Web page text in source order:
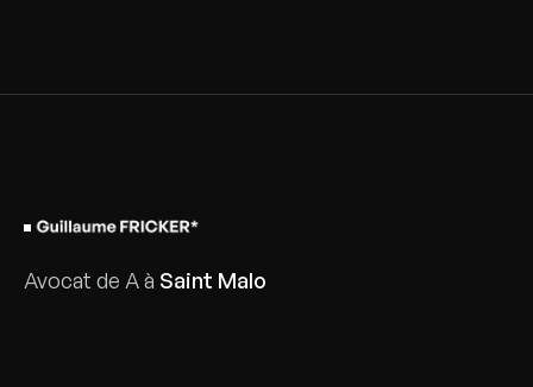
Avocat de A à Saint Malo